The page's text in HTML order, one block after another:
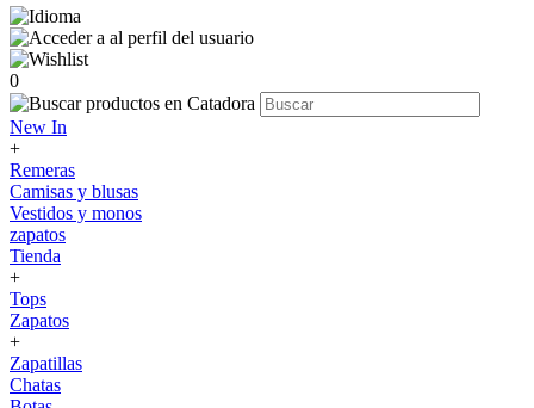
0
New In
+
Remeras
Camisas y blusas
Vestidos y monos
zapatos
Tienda
+
Tops
Zapatos
+
Zapatillas
Chatas